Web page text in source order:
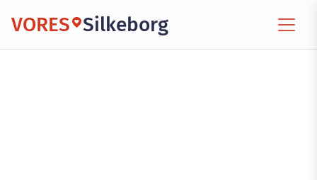
VORES Silkeborg